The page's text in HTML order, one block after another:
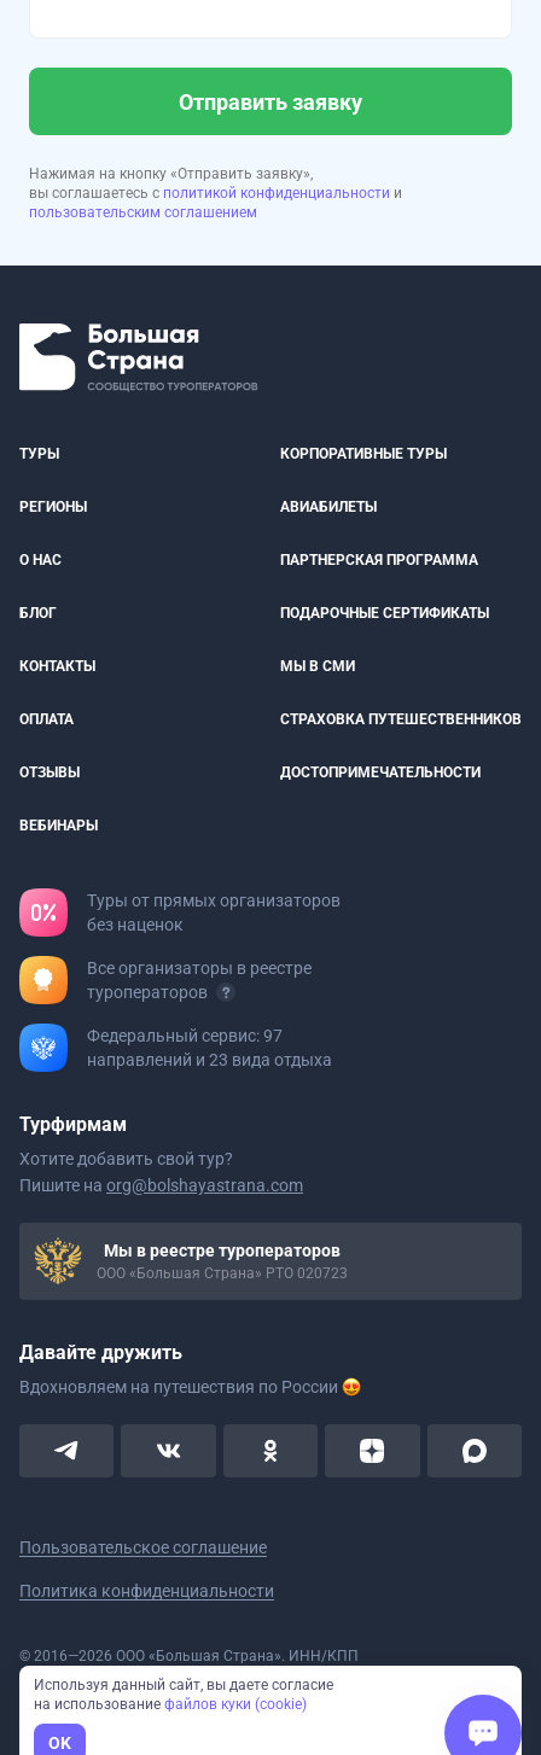
Отправить заявку
Нажимая на кнопку «Отправить заявку»,
вы соглашаетесь с политикой конфиденциальности и
пользовательским соглашением
ТУРЫ КОРПОРАТИВНЫЕ ТУРЫ
РЕГИОНЫ АВИАБИЛЕТЫ
О НАС ПАРТНЕРСКАЯ ПРОГРАММА
БЛОГ ПОДАРОЧНЫЕ СЕРТИФИКАТЫ
КОНТАКТЫ МЫ В СМИ
ОПЛАТА СТРАХОВКА ПУТЕШЕСТВЕННИКОВ
ОТЗЫВЫ ДОСТОПРИМЕЧАТЕЛЬНОСТИ
ВЕБИНАРЫ
Туры от прямых организаторов
без наценок
Все организаторы в реестре
туроператоров
Федеральный сервис: 97
направлений и 23 вида отдыха
Турфирмам
Хотите добавить свой тур?
Пишите на org@bolshayastrana.com
Мы в реестре туроператоров
ООО «Большая Страна» РТО 020723
Давайте дружить
Вдохновляем на путешествия по России
Пользовательское соглашение
Политика конфиденциальности
© 2016—2026 ООО «Большая Страна». ИНН/КПП
5908078160/590801001 ОГРН 1185958020533
Номер в реестре Роскомнадзора № 59-18-006319 (Приказ № 321 от
11.10.2018)
Полное или частичное копирование изображений и текстов возможно
Используя данный сайт, вы даете согласие
на использование файлов куки (cookie)
OK